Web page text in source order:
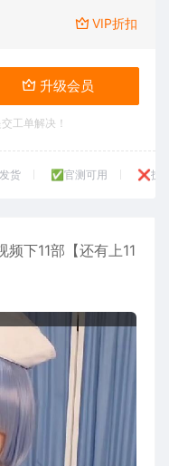
VIP折扣
升级会员
工单解决！
货 ✅官测可用 ❌技
下11部【还有上11